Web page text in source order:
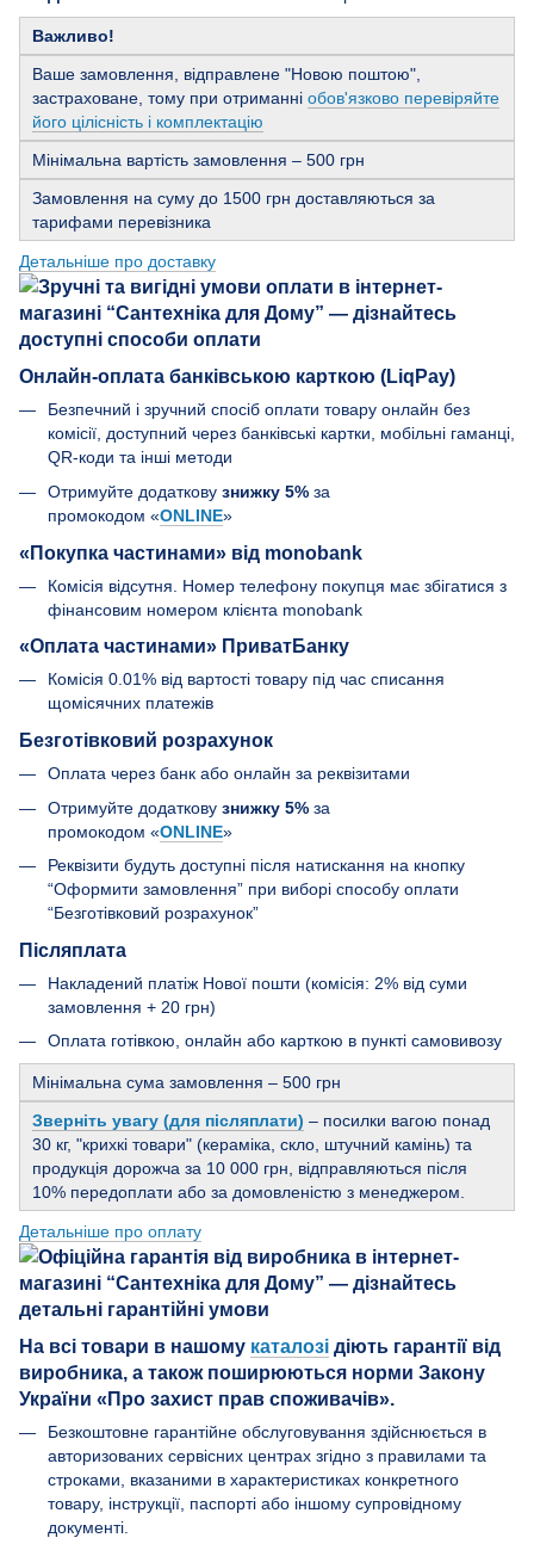
Важливо!
Ваше замовлення, відправлене "Новою поштою",
застраховане, тому при отриманні обов'язково перевіряйте
його цілісність і комплектацію
Мінімальна вартість замовлення – 500 грн
Замовлення на суму до 1500 грн доставляються за
тарифами перевізника
Детальніше про доставку
Онлайн-оплата банківською карткою (LiqPay)
Безпечний і зручний спосіб оплати товару онлайн без
комісії, доступний через банківські картки, мобільні гаманці,
QR-коди та інші методи
Отримуйте додаткову знижку 5% за
промокодом «ONLINE»
«Покупка частинами» від monobank
Комісія відсутня. Номер телефону покупця має збігатися з
фінансовим номером клієнта monobank
«Оплата частинами» ПриватБанку
Комісія 0.01% від вартості товару під час списання
щомісячних платежів
Безготівковий розрахунок
Оплата через банк або онлайн за реквізитами
Отримуйте додаткову знижку 5% за
промокодом «ONLINE»
Реквізити будуть доступні після натискання на кнопку
“Оформити замовлення” при виборі способу оплати
“Безготівковий розрахунок”
Післяплата
Накладений платіж Нової пошти (комісія: 2% від суми
замовлення + 20 грн)
Оплата готівкою, онлайн або карткою в пункті самовивозу
Мінімальна сума замовлення – 500 грн
Зверніть увагу (для післяплати) – посилки вагою понад
30 кг, "крихкі товари" (кераміка, скло, штучний камінь) та
продукція дорожча за 10 000 грн, відправляються після
10% передоплати або за домовленістю з менеджером.
Детальніше про оплату
На всі товари в нашому каталозі діють гарантії від
виробника, а також поширюються норми Закону
України «Про захист прав споживачів».
Безкоштовне гарантійне обслуговування здійснюється в
авторизованих сервісних центрах згідно з правилами та
строками, вказаними в характеристиках конкретного
товару, інструкції, паспорті або іншому супровідному
документі.